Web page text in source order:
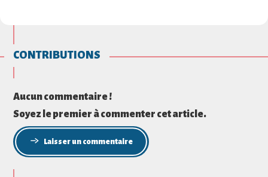
CONTRIBUTIONS
Aucun commentaire !
Soyez le premier à commenter cet article.
Laisser un commentaire